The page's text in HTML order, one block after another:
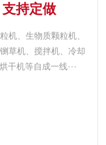
持定做
机、生物质颗粒机、
草机、搅拌机、冷却
干机等自成一线···